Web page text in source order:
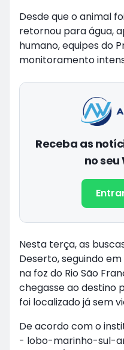
Desde que o animal
retornou para água,
humano, equipes do
monitoramento
Receba as
no
Nesta terça, as
Deserto, seguindo
na foz do Rio São
chegasse ao destino
foi localizado já sem
De acordo com o
- lobo-marinho-sul-